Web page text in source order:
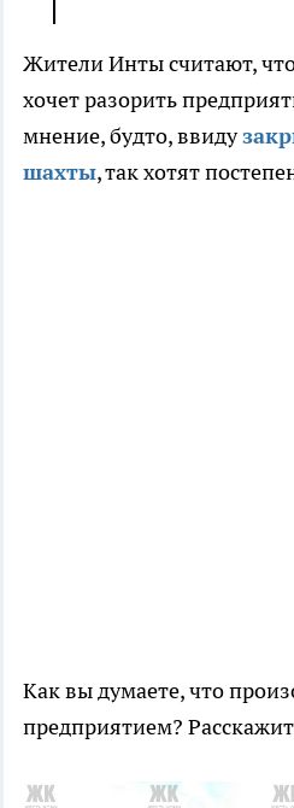
Жители Инты считают,
хочет разорить
мнение, будто, ввиду
шахты, так хотят
Как вы думаете, что
предприятием?